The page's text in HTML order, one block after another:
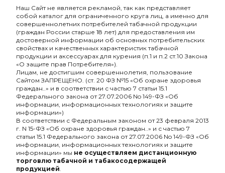
Хулиган с ароматом Клементин
(Мандарин) (ВИТА), 25 гр.
Бренд-Хулиган
Страна-изготовитель-РОССИЯ
Граммовка, г-25
Крепость- средняя
Основа кальянной смеси
Линейка-Хулиган Classic
Состав кальянной смеси-моновкус
Разборный
Наш Сайт не является рекламой, так как представляет
собой каталог для ограниченного круга лиц, а именно для
совершеннолетних потребителей табачной продукции
(граждан России старше 18 лет) для предоставления им
достоверной информации об основных потребительских
свойствах и качественных характеристик табачной
продукции и аксессуарах для курения (п.1 и п.2 ст.10 Закона
«О защите прав Потребителя»).
Лицам, не достигшим совершеннолетия, пользование
Сайтом ЗАПРЕЩЕНО. (ст. 20 ФЗ №15 «Об охране здоровья
граждан..» и в соответствии с частью 7 статьи 15.1
Федерального закона от 27.07.2006 No 149-ФЗ «Об
информации, информационных технологиях и защите
информации»)
В соответствии с Федеральным законом от 23 февраля 2013
г. N 15-ФЗ «Об охране здоровья граждан..» и с частью 7
статьи 15.1 Федерального закона от 27.07.2006 No 149-ФЗ «Об
информации, информационных технологиях и защите
информации» мы не осуществляем дистанционную
торговлю табачной и табакосодержащей
продукцией